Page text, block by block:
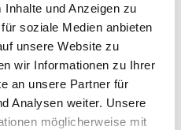
und Anzeigen zu
soziale Medien anbieten
unsere Website zu
wir Informationen zu Ihrer
an unsere Partner für
Analysen weiter. Unsere
möglicherweise mit